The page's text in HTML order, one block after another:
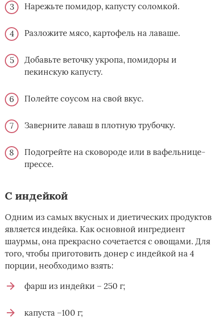
Нарежьте помидор, капусту соломкой.
Разложите мясо, картофель на лаваше.
Добавьте веточку укропа, помидоры и
пекинскую капусту.
Полейте соусом на свой вкус.
Заверните лаваш в плотную трубочку.
Подогрейте на сковороде или в вафельнице-
прессе.
С индейкой
Одним из самых вкусных и диетических продуктов
является индейка. Как основной ингредиент
шаурмы, она прекрасно сочетается с овощами. Для
того, чтобы приготовить донер с индейкой на 4
порции, необходимо взять:
фарш из индейки – 250 г;
капуста –100 г;